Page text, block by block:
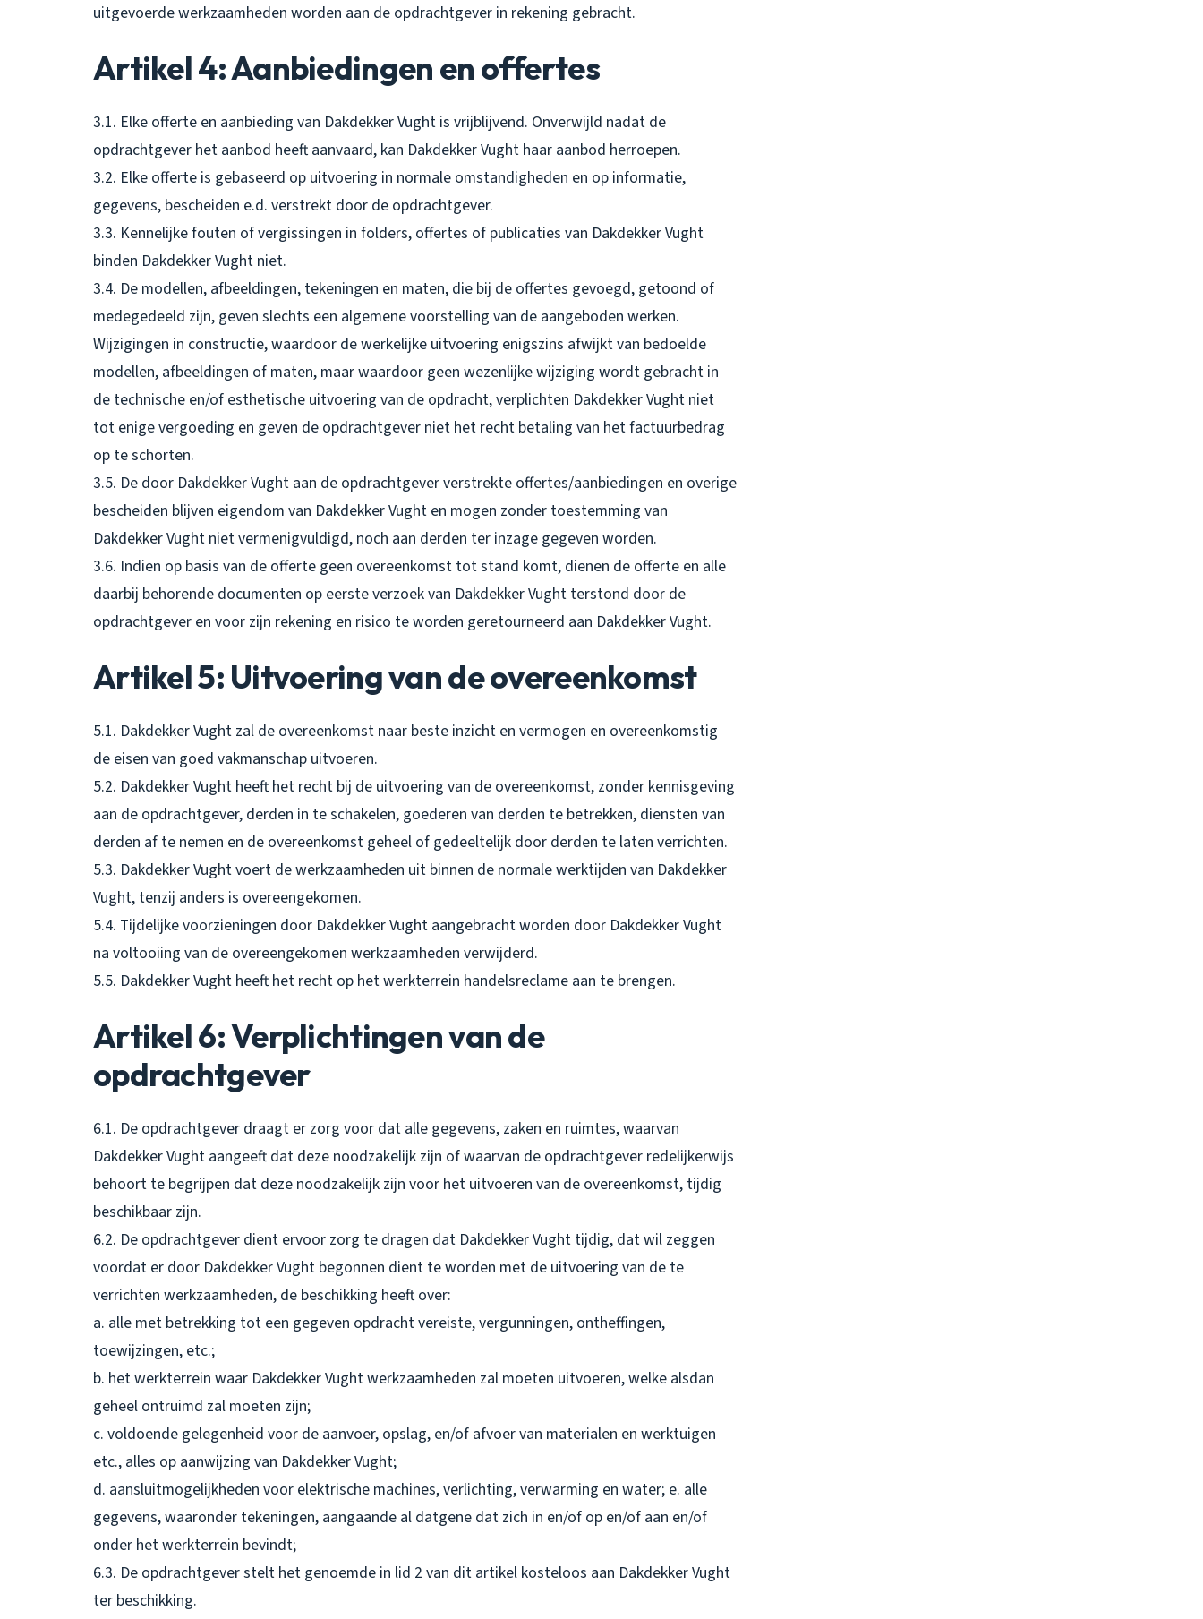
uitgevoerde werkzaamheden worden aan de opdrachtgever in rekening gebracht.
Artikel 4: Aanbiedingen en offertes
3.1. Elke offerte en aanbieding van Dakdekker Vught is vrijblijvend. Onverwijld nadat de
opdrachtgever het aanbod heeft aanvaard, kan Dakdekker Vught haar aanbod herroepen.
3.2. Elke offerte is gebaseerd op uitvoering in normale omstandigheden en op informatie,
gegevens, bescheiden e.d. verstrekt door de opdrachtgever.
3.3. Kennelijke fouten of vergissingen in folders, offertes of publicaties van Dakdekker Vught
binden Dakdekker Vught niet.
3.4. De modellen, afbeeldingen, tekeningen en maten, die bij de offertes gevoegd, getoond of
medegedeeld zijn, geven slechts een algemene voorstelling van de aangeboden werken.
Wijzigingen in constructie, waardoor de werkelijke uitvoering enigszins afwijkt van bedoelde
modellen, afbeeldingen of maten, maar waardoor geen wezenlijke wijziging wordt gebracht in
de technische en/of esthetische uitvoering van de opdracht, verplichten Dakdekker Vught niet
tot enige vergoeding en geven de opdrachtgever niet het recht betaling van het factuurbedrag
op te schorten.
3.5. De door Dakdekker Vught aan de opdrachtgever verstrekte offertes/aanbiedingen en overige
bescheiden blijven eigendom van Dakdekker Vught en mogen zonder toestemming van
Dakdekker Vught niet vermenigvuldigd, noch aan derden ter inzage gegeven worden.
3.6. Indien op basis van de offerte geen overeenkomst tot stand komt, dienen de offerte en alle
daarbij behorende documenten op eerste verzoek van Dakdekker Vught terstond door de
opdrachtgever en voor zijn rekening en risico te worden geretourneerd aan Dakdekker Vught.
Artikel 5: Uitvoering van de overeenkomst
5.1. Dakdekker Vught zal de overeenkomst naar beste inzicht en vermogen en overeenkomstig
de eisen van goed vakmanschap uitvoeren.
5.2. Dakdekker Vught heeft het recht bij de uitvoering van de overeenkomst, zonder kennisgeving
aan de opdrachtgever, derden in te schakelen, goederen van derden te betrekken, diensten van
derden af te nemen en de overeenkomst geheel of gedeeltelijk door derden te laten verrichten.
5.3. Dakdekker Vught voert de werkzaamheden uit binnen de normale werktijden van Dakdekker
Vught, tenzij anders is overeengekomen.
5.4. Tijdelijke voorzieningen door Dakdekker Vught aangebracht worden door Dakdekker Vught
na voltooiing van de overeengekomen werkzaamheden verwijderd.
5.5. Dakdekker Vught heeft het recht op het werkterrein handelsreclame aan te brengen.
Artikel 6: Verplichtingen van de
opdrachtgever
6.1. De opdrachtgever draagt er zorg voor dat alle gegevens, zaken en ruimtes, waarvan
Dakdekker Vught aangeeft dat deze noodzakelijk zijn of waarvan de opdrachtgever redelijkerwijs
behoort te begrijpen dat deze noodzakelijk zijn voor het uitvoeren van de overeenkomst, tijdig
beschikbaar zijn.
6.2. De opdrachtgever dient ervoor zorg te dragen dat Dakdekker Vught tijdig, dat wil zeggen
voordat er door Dakdekker Vught begonnen dient te worden met de uitvoering van de te
verrichten werkzaamheden, de beschikking heeft over:
a. alle met betrekking tot een gegeven opdracht vereiste, vergunningen, ontheffingen,
toewijzingen, etc.;
b. het werkterrein waar Dakdekker Vught werkzaamheden zal moeten uitvoeren, welke alsdan
geheel ontruimd zal moeten zijn;
c. voldoende gelegenheid voor de aanvoer, opslag, en/of afvoer van materialen en werktuigen
etc., alles op aanwijzing van Dakdekker Vught;
d. aansluitmogelijkheden voor elektrische machines, verlichting, verwarming en water; e. alle
gegevens, waaronder tekeningen, aangaande al datgene dat zich in en/of op en/of aan en/of
onder het werkterrein bevindt;
6.3. De opdrachtgever stelt het genoemde in lid 2 van dit artikel kosteloos aan Dakdekker Vught
ter beschikking.